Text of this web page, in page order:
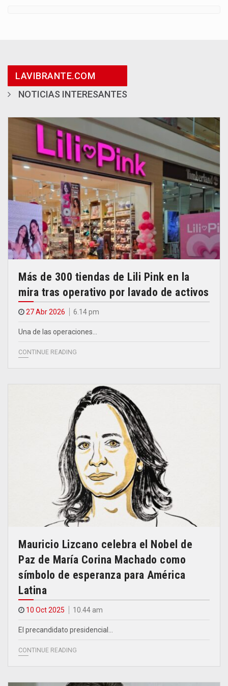
LAVIBRANTE.COM
NOTICIAS INTERESANTES
Más de 300 tiendas de Lili Pink en la
mira tras operativo por lavado de activos
27 Abr 2026 6.14 pm
Una de las operaciones…
CONTINUE READING
Mauricio Lizcano celebra el Nobel de
Paz de María Corina Machado como
símbolo de esperanza para América
Latina
10 Oct 2025 10.44 am
El precandidato presidencial…
CONTINUE READING